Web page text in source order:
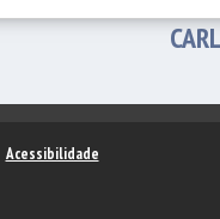
Acessibilidade